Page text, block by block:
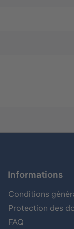
Informations
Conditions
Protection des
FAQ